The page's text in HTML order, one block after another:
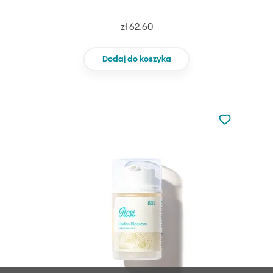
zł 62.60
Dodaj do koszyka
Nie dodano
Dodaj do